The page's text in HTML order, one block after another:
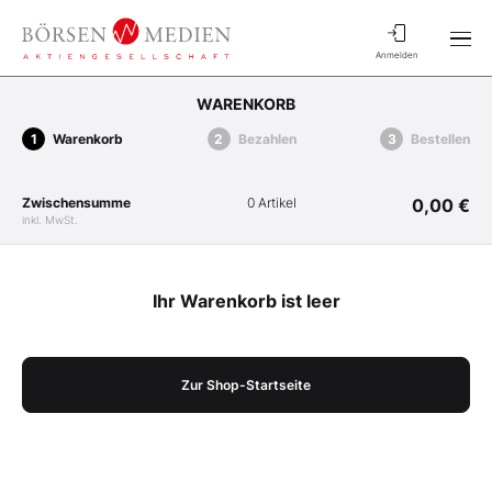
Anmelden
WARENKORB
Warenkorb Bezahlen Bestellen
Zwischensumme
inkl. MwSt.
0 Artikel 0,00 €
Ihr Warenkorb ist leer
Zur Shop-Startseite